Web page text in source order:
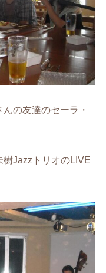
の友達のセーラ・
JazzトリオのLIVE